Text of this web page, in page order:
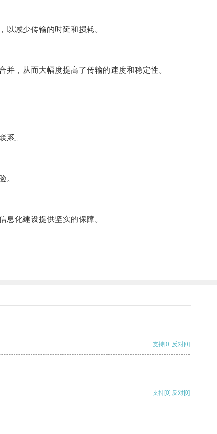
减少传输的时延和损耗。
，从而大幅度提高了传输的速度和稳定性。
系。
。
化建设提供坚实的保障。
支持[0] 反对[0]
支持[0] 反对[0]